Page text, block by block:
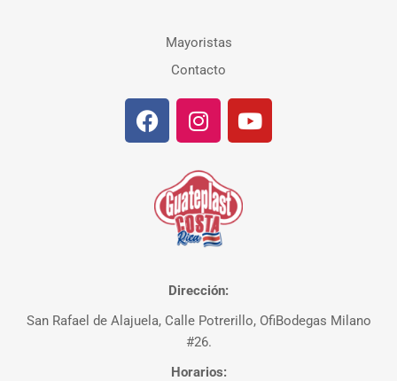
Mayoristas
Contacto
Dirección:
San Rafael de Alajuela, Calle Potrerillo, OfiBodegas Milano
#26.
Horarios: